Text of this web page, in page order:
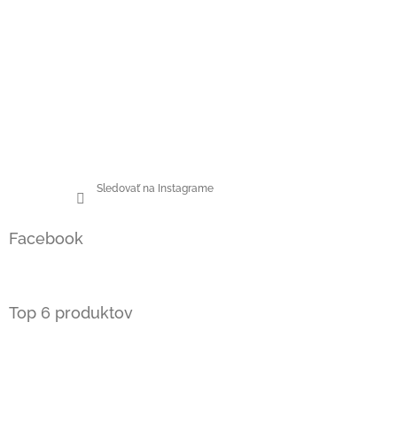
Sledovať na Instagrame
Facebook
Top 6 produktov